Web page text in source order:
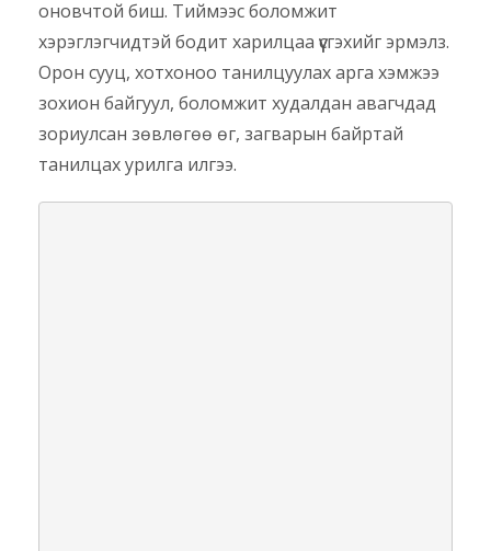
оновчтой биш. Тиймээс боломжит
хэрэглэгчидтэй бодит харилцаа үүсгэхийг эрмэлз.
Орон сууц, хотхоноо танилцуулах арга хэмжээ
зохион байгуул, боломжит худалдан авагчдад
зориулсан зөвлөгөө өг, загварын байртай
танилцах урилга илгээ.